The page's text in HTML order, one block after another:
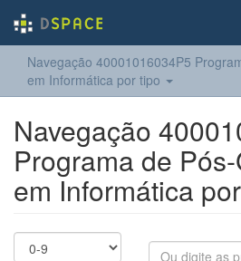
Navegação 40001016034P5
em Informática por tipo
Navegação
Programa de
em Informática